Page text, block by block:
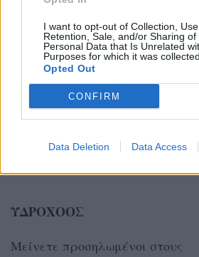
I want to opt-out of Collection, Use,
Retention, Sale, and/or Sharing of
Personal Data that Is Unrelated
Purposes for which it was collected.
Opted Out
CONFIRM
Data Deletion Data Access
ΑΙΓΟΚΕΡΩΣ
Η σκέψη σας θα είναι καθαρή
αυτές τις ημέρες και θα δείτε
πόλλά θέματα ρεαλιστικά,
γεγονός που θα σας βοηθήσει να
ΥΔΡΟΧΟΟΣ
Μείνετε προσηλωμένοι στους